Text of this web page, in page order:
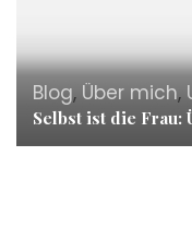
Blog, Über mich,
Selbst ist die Frau: